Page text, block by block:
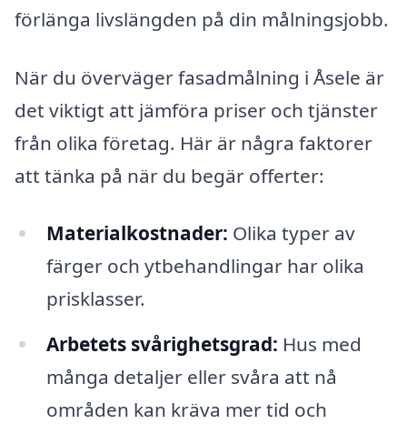
förlänga livslängden på din målningsjobb.
När du överväger fasadmålning i Åsele är
det viktigt att jämföra priser och tjänster
från olika företag. Här är några faktorer
att tänka på när du begär offerter:
Materialkostnader: Olika typer av
färger och ytbehandlingar har olika
prisklasser.
Arbetets svårighetsgrad: Hus med
många detaljer eller svåra att nå
områden kan kräva mer tid och